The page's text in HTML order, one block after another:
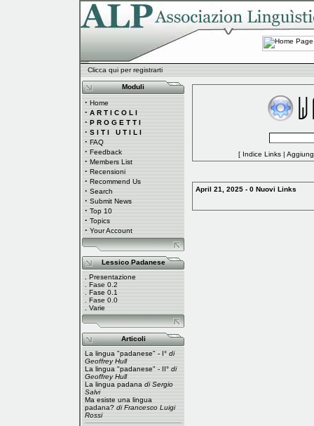
Clicca qui per registrarti
Moduli
· Home
· A R T I C O L I
· P R O G E T T I
· S I T I U T I L I
· FAQ
· Feedback
· Members List
· Recensioni
· Recommend Us
· Search
· Submit News
· Top 10
· Topics
· Your Account
Lessico Padanese
.Presentazione
.Fase 0.2
.Fase 0.1
.Fase 0.0
.Varie
Articoli
La lingua "padanese" - I° di
Geoffrey Hull
La lingua "padanese" - II° di
Geoffrey Hull
La lingua padana di Sergio
Salvi
Ma esiste una lingua
padana? di Francesco Luigi
Rossi
[ Indice Links |
April 21, 2025 - 0 Nuovi Links